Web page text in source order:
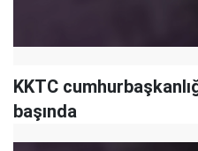
KKTC
başında